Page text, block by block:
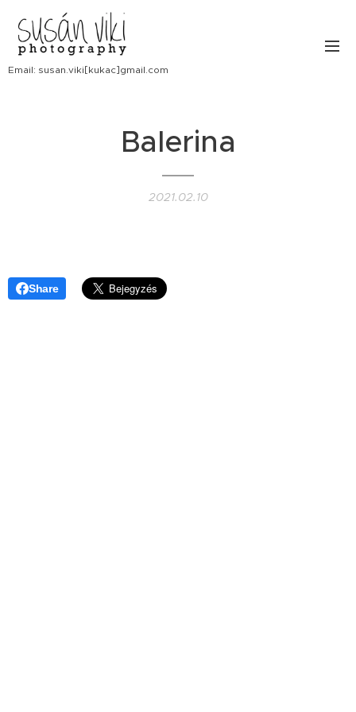
Email: susan.viki[kukac]gmail.com
Balerina
2021.02.10
Share